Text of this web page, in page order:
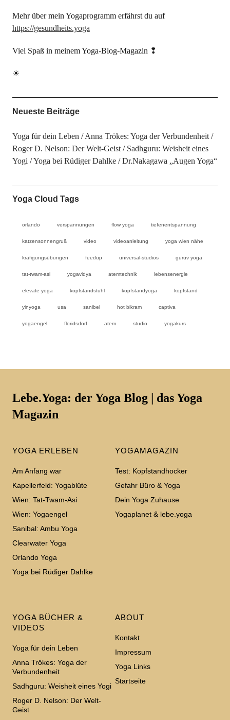
Mehr über mein Yogaprogramm erfährst du auf
https://gesundheits.yoga
Viel Spaß in meinem Yoga-Blog-Magazin ❢
☀
Neueste Beiträge
Yoga für dein Leben
Anna Trökes: Yoga der Verbundenheit
Roger D. Nelson: Der Welt-Geist
Sadhguru: Weisheit eines
Yogi
Yoga bei Rüdiger Dahlke Dr.Nakagawa „Augen Yoga“
Yoga Cloud Tags
orlando verspannungen flow yoga tiefenentspannung
katzensonnengruß video videoanleitung yoga wien nähe
kräfigungsübungen feedup universal-studios guruv yoga
tat-twam-asi yogavidya atemtechnik lebensenergie
elevate yoga kopfstandstuhl kopfstandyoga kopfstand
yinyoga usa sanibel hot bikram captiva
yogaengel floridsdorf atem studio yogakurs
Lebe.Yoga: der Yoga Blog | das Yoga
Magazin
YOGA ERLEBEN
Am Anfang war
Kapellerfeld: Yogablüte
Wien: Tat-Twam-Asi
Wien: Yogaengel
Sanibal: Ambu Yoga
Clearwater Yoga
Orlando Yoga
Yoga bei Rüdiger Dahlke
YOGAMAGAZIN
Test: Kopfstandhocker
Gefahr Büro & Yoga
Dein Yoga Zuhause
Yogaplanet & lebe.yoga
YOGA BÜCHER &
VIDEOS
Yoga für dein Leben
Anna Trökes: Yoga der
Verbundenheit
Sadhguru: Weisheit eines Yogi
Roger D. Nelson: Der Welt-
Geist
ABOUT
Kontakt
Impressum
Yoga Links
Startseite